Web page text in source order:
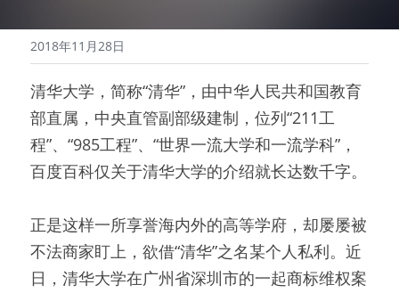
2018年11月28日
清华大学，简称“清华”，由中华人民共和国教育
部直属，中央直管副部级建制，位列“211工
程”、“985工程”、“世界一流大学和一流学科”，
百度百科仅关于清华大学的介绍就长达数千字。
正是这样一所享誉海内外的高等学府，却屡屡被
不法商家盯上，欲借“清华”之名某个人私利。近
日，清华大学在广州省深圳市的一起商标维权案